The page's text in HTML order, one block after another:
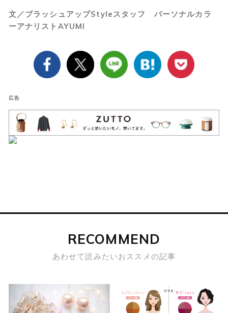
文／ブラッシュアップStyleスタッフ パーソナルカラ
ーアナリストAYUMI
広告
RECOMMEND
あわせて読みたいおススメの記事